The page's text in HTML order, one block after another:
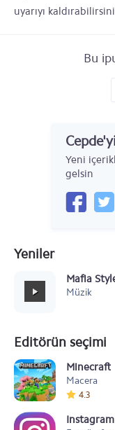
uyarıyı
Bu
Yeni
gelsin
Yeniler
Mafia
Müzik
Editörün seçimi
Minecraft
Macera
4.3
Instagram